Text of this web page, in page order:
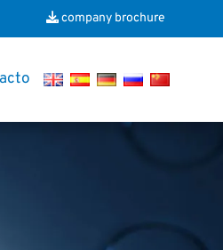
company brochure